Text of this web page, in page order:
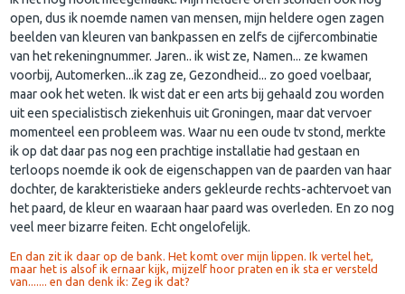
open, dus ik noemde namen van mensen, mijn heldere ogen zagen
beelden van kleuren van bankpassen en zelfs de cijfercombinatie
van het rekeningnummer. Jaren.. ik wist ze, Namen... ze kwamen
voorbij, Automerken...ik zag ze, Gezondheid... zo goed voelbaar,
maar ook het weten. Ik wist dat er een arts bij gehaald zou worden
uit een specialistisch ziekenhuis uit Groningen, maar dat vervoer
momenteel een probleem was. Waar nu een oude tv stond, merkte
ik op dat daar pas nog een prachtige installatie had gestaan en
terloops noemde ik ook de eigenschappen van de paarden van haar
dochter, de karakteristieke anders gekleurde rechts-achtervoet van
het paard, de kleur en waaraan haar paard was overleden. En zo nog
veel meer bizarre feiten. Echt ongelofelijk.
En dan zit ik daar op de bank. Het komt over mijn lippen. Ik vertel het,
maar het is alsof ik ernaar kijk, mijzelf hoor praten en ik sta er versteld
van....... en dan denk ik: Zeg ik dat?